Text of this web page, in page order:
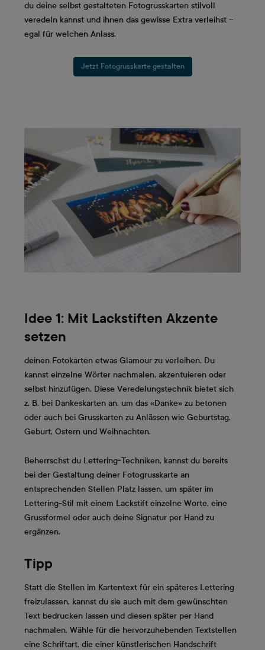
du deine selbst gestalteten Fotogrusskarten stilvoll
veredeln kannst und ihnen das gewisse Extra verleihst –
egal für welchen Anlass.
Jetzt Fotogrusskarte gestalten
Idee 1: Mit Lackstiften Akzente
setzen
deinen Fotokarten etwas Glamour zu verleihen. Du
kannst einzelne Wörter nachmalen, akzentuieren oder
selbst hinzufügen. Diese Veredelungstechnik bietet sich
z. B. bei Dankeskarten an, um das «Danke» zu betonen
oder auch bei Grusskarten zu Anlässen wie Geburtstag,
Geburt, Ostern und Weihnachten.
Beherrschst du Lettering-Techniken, kannst du bereits
bei der Gestaltung deiner Fotogrusskarte an
entsprechenden Stellen Platz lassen, um später im
Lettering-Stil mit einem Lackstift einzelne Worte, eine
Grussformel oder auch deine Signatur per Hand zu
ergänzen.
Tipp
Statt die Stellen im Kartentext für ein späteres Lettering
freizulassen, kannst du sie auch mit dem gewünschten
Text bedrucken lassen und diesen später per Hand
nachmalen. Wähle für die hervorzuhebenden Textstellen
eine Schriftart, die einer künstlerischen Handschrift